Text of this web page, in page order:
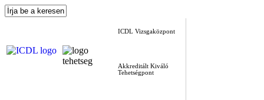
ICDL Vizsgaközpont
Akkreditált Kiváló
Tehetségpont